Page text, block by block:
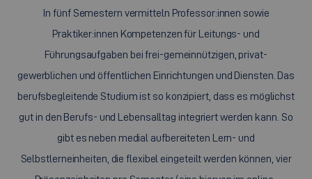
In fünf Semestern vermitteln Professor:innen sowie
Praktiker:innen Kompetenzen für Leitungs- und
Führungsaufgaben bei frei-gemeinnützigen, privat-
gewerblichen und öffentlichen Einrichtungen und Diensten. Das
berufsbegleitende Studium ist so konzipiert, dass es möglichst
gut in den Berufs- und Lebensalltag integriert werden kann. So
gibt es neben medial aufbereiteten Lern- und
Selbstlerneinheiten, die flexibel eingeteilt werden können, vier